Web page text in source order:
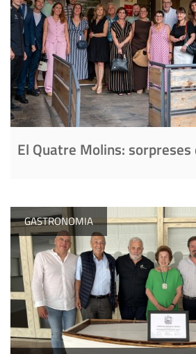
El Quatre Molins:
GASTRONOMIA